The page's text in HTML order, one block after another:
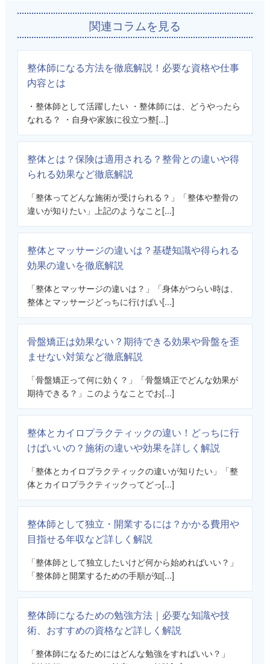
関連コラムを見る
整体師になる方法を徹底解説！必要な資格や仕事
内容とは
・整体師として活躍したい ・整体師には、どうやったら
なれる？ ・自身や家族に役立つ整[...]
整体とは？保険は適用される？整骨との違いや得
られる効果など徹底解説
「整体ってどんな施術が受けられる？」「整体や整骨の
違いが知りたい」上記のようなこと[...]
整体とマッサージの違いは？基礎知識や得られる
効果の違いを徹底解説
「整体とマッサージの違いは？」「身体がつらい時は、
整体とマッサージどっちに行けばい[...]
骨盤矯正は効果ない？期待できる効果や骨盤を歪
ませない対策など徹底解説
「骨盤矯正って何に効く？」「骨盤矯正でどんな効果が
期待できる？」このようなことでお[...]
整体とカイロプラクティックの違い！どっちに行
けばいいの？施術の違いや効果を詳しく解説
「整体とカイロプラクティックの違いが知りたい」「整
体とカイロプラクティックってどっ[...]
整体師として独立・開業するには？かかる費用や
目指せる年収など詳しく解説
「整体師として独立したいけど何から始めればいい？」
「整体師と開業するための手順が知[...]
整体師になるための勉強方法｜必要な知識や技
術、おすすめの資格など詳しく解説
「整体師になるためにはどんな勉強をすればいい？」